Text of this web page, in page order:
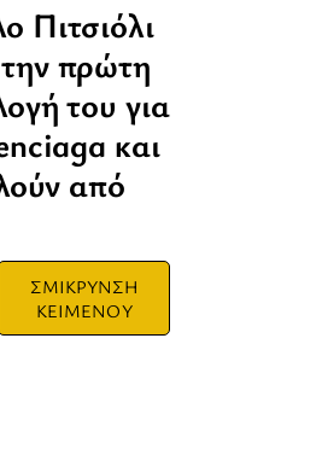
Πιτσιόλι
πρώτη
του για
και
από
ΣΜΙΚΡΥΝΣΗ
ΚΕΙΜΕΝΟΥ